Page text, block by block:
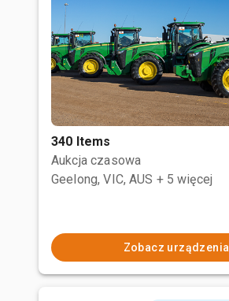
340 Items
Aukcja czasowa
Geelong, VIC, AUS + 5 więcej
Zobacz urządzenia